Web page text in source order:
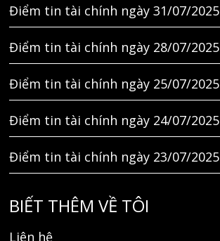
Điểm tin tài chính ngày 31/07/2025
Điểm tin tài chính ngày 28/07/2025
Điểm tin tài chính ngày 25/07/2025
Điểm tin tài chính ngày 24/07/2025
Điểm tin tài chính ngày 23/07/2025
BIẾT THÊM VỀ TÔI
Liên hệ